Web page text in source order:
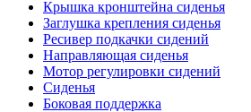
Крышка кронштейна сиденья
Заглушка крепления сиденья
Ресивер подкачки сидений
Направляющая сиденья
Мотор регулировки сидений
Сиденья
Боковая поддержка